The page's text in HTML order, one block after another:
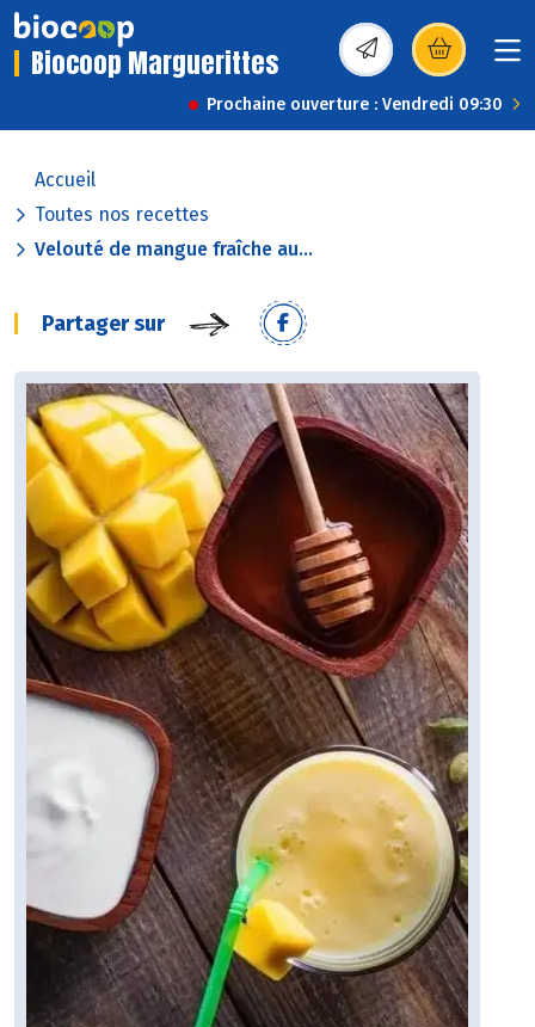
Biocoop Marguerittes (s’ouvre dans une
Prochaine ouverture : Vendredi 09:30
Accueil
Toutes nos recettes
Velouté de mangue fraîche au...
Partager sur